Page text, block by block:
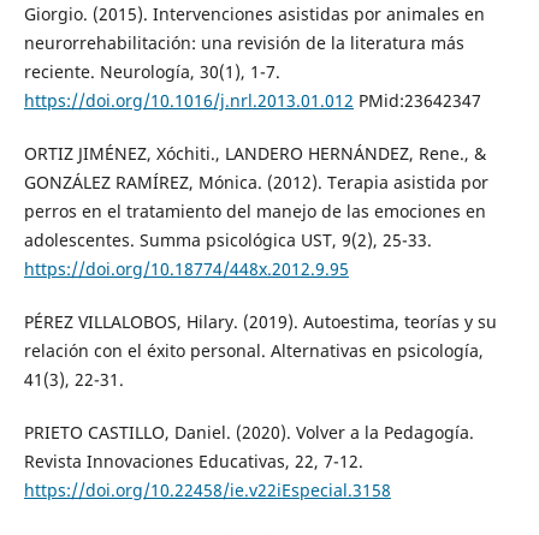
Giorgio. (2015). Intervenciones asistidas por animales en
neurorrehabilitación: una revisión de la literatura más
reciente. Neurología, 30(1), 1-7.
https://doi.org/10.1016/j.nrl.2013.01.012 PMid:23642347
ORTIZ JIMÉNEZ, Xóchiti., LANDERO HERNÁNDEZ, Rene., &
GONZÁLEZ RAMÍREZ, Mónica. (2012). Terapia asistida por
perros en el tratamiento del manejo de las emociones en
adolescentes. Summa psicológica UST, 9(2), 25-33.
https://doi.org/10.18774/448x.2012.9.95
PÉREZ VILLALOBOS, Hilary. (2019). Autoestima, teorías y su
relación con el éxito personal. Alternativas en psicología,
41(3), 22-31.
PRIETO CASTILLO, Daniel. (2020). Volver a la Pedagogía.
Revista Innovaciones Educativas, 22, 7-12.
https://doi.org/10.22458/ie.v22iEspecial.3158